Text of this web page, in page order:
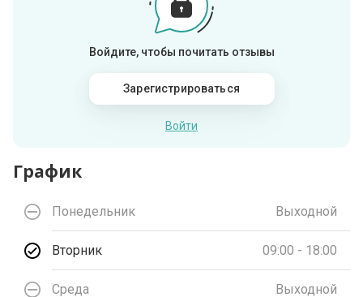
Войдите, чтобы почитать отзывы
Зарегистрироваться
Войти
График
Понедельник Выходной
Вторник 09:00 - 18:00
Среда Выходной